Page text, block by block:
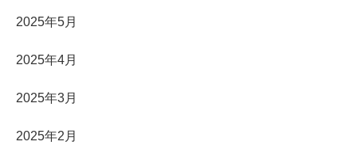
2025年5月
2025年4月
2025年3月
2025年2月